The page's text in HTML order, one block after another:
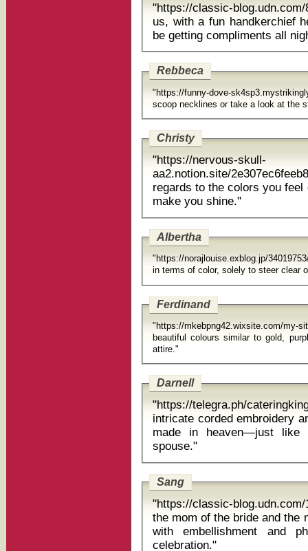
"https://classic-
us, with a fun handkerchief
be getting
Rebbeca
"https://funny-dove-
scoop necklines or take a look at the
Christy
"https://nervous-skull-
aa2.notion.site/
regards to the colors you feel
make you shine."
Albertha
"https://norajlouise.exblog.jp/
in
Ferdinand
"https://mkebpng42.wixsite.com/my-
beautiful colours similar to gold, purple, and blue and mother of the bride
attire."
Darnell
"https://telegra.ph/
intricate corded embroidery
made in heaven—just like your daughter and their soon-to-be
spouse."
Sang
"https://classic-
the mom of the bride and the
with embellishment and
celebration."